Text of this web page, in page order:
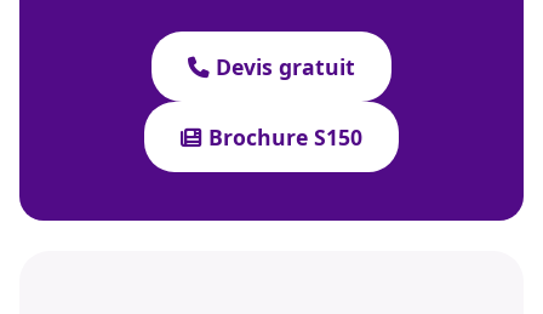
Devis gratuit
Brochure S150